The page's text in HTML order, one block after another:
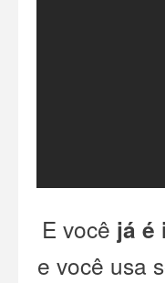
E você já é
e você usa